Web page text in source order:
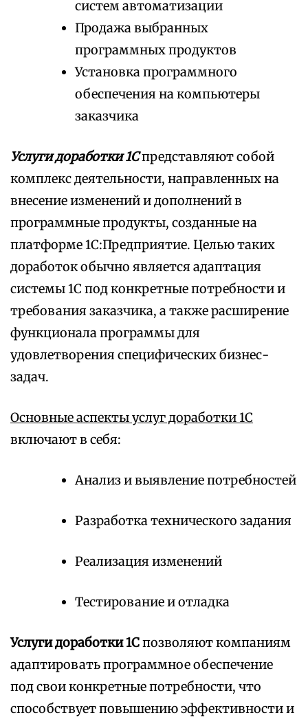
систем автоматизации
Продажа выбранных
программных продуктов
Установка программного
обеспечения на компьютеры
заказчика
Услуги доработки 1Спредставляют собой
комплекс деятельности, направленных на
внесение изменений и дополнений в
программные продукты, созданные на
платформе 1С:Предприятие. Целью таких
доработок обычно является адаптация
системы 1С под конкретные потребности и
требования заказчика, а также расширение
функционала программы для
удовлетворения специфических бизнес-
задач.
Основные аспекты услуг доработки 1С
включают в себя:
Анализ и выявление потребностей
Разработка технического задания
Реализация изменений
Тестирование и отладка
Услуги доработки 1Спозволяют компаниям
адаптировать программное обеспечение
под свои конкретные потребности, что
способствует повышению эффективности и